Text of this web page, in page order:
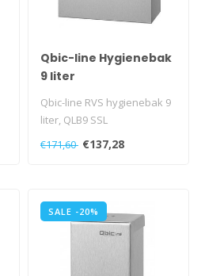
Qbic-line Hygienebak
9 liter
Qbic-line RVS hygienebak 9
liter, QLB9 SSL
€171,60 €137,28
SALE -20%